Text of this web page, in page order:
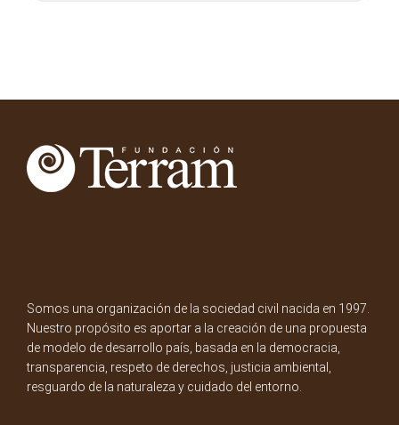
Somos una organización de la sociedad civil nacida en 1997.
Nuestro propósito es aportar a la creación de una propuesta
de modelo de desarrollo país, basada en la democracia,
transparencia, respeto de derechos, justicia ambiental,
resguardo de la naturaleza y cuidado del entorno.